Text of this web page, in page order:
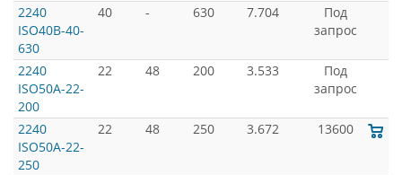
2240
ISO40B-40-
630
40 - 630 7.704
Под
запрос
2240
ISO50A-22-
200
22 48 200 3.533
Под
запрос
2240
ISO50A-22-
250
22 48 250 3.672 13600